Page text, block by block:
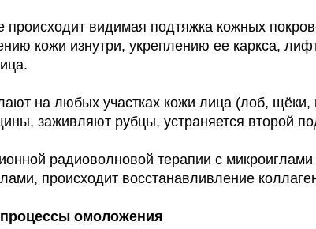
происходит видимая подтяжка кожных
кожи изнутри, укреплению ее каркса,
на любых участках кожи лица (лоб, щёки,
заживляют рубцы, устраняется второй
радиоволновой терапии с
происходит восстанавливление
омоложения